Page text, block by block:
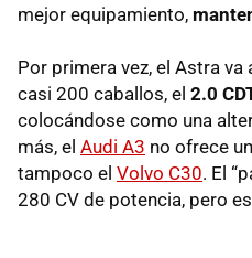
mejor equipamiento,
Por primera vez, el Astra
casi 200 caballos, el 2.0
colocándose como una
más, el Audi A3 no ofrece
tampoco el Volvo C30. El
280 CV de potencia, pero